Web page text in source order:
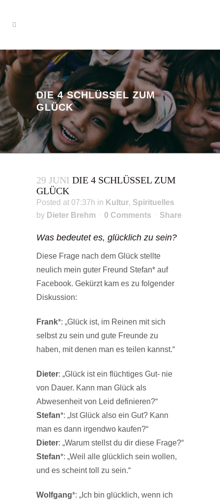
DIE 4 SCHLÜSSEL ZUM
GLÜCK
29 JUNI DIE 4 SCHLÜSSEL ZUM
GLÜCK
Posted at 07:37h in Kultur, Spirituelles
by Dieter Brehm 0 Comments Share
Was bedeutet es, glücklich zu sein?
Diese Frage nach dem Glück stellte
neulich mein guter Freund Stefan* auf
Facebook. Gekürzt kam es zu folgender
Diskussion:
Frank*: „Glück ist, im Reinen mit sich
selbst zu sein und gute Freunde zu
haben, mit denen man es teilen kannst.“
Dieter: „Glück ist ein flüchtiges Gut- nie
von Dauer. Kann man Glück als
Abwesenheit von Leid definieren?“
Stefan*: „Ist Glück also ein Gut? Kann
man es dann irgendwo kaufen?“
Dieter: „Warum stellst du dir diese Frage?“
Stefan*: „Weil alle glücklich sein wollen,
und es scheint toll zu sein.“
Wolfgang*: „Ich bin glücklich, wenn ich